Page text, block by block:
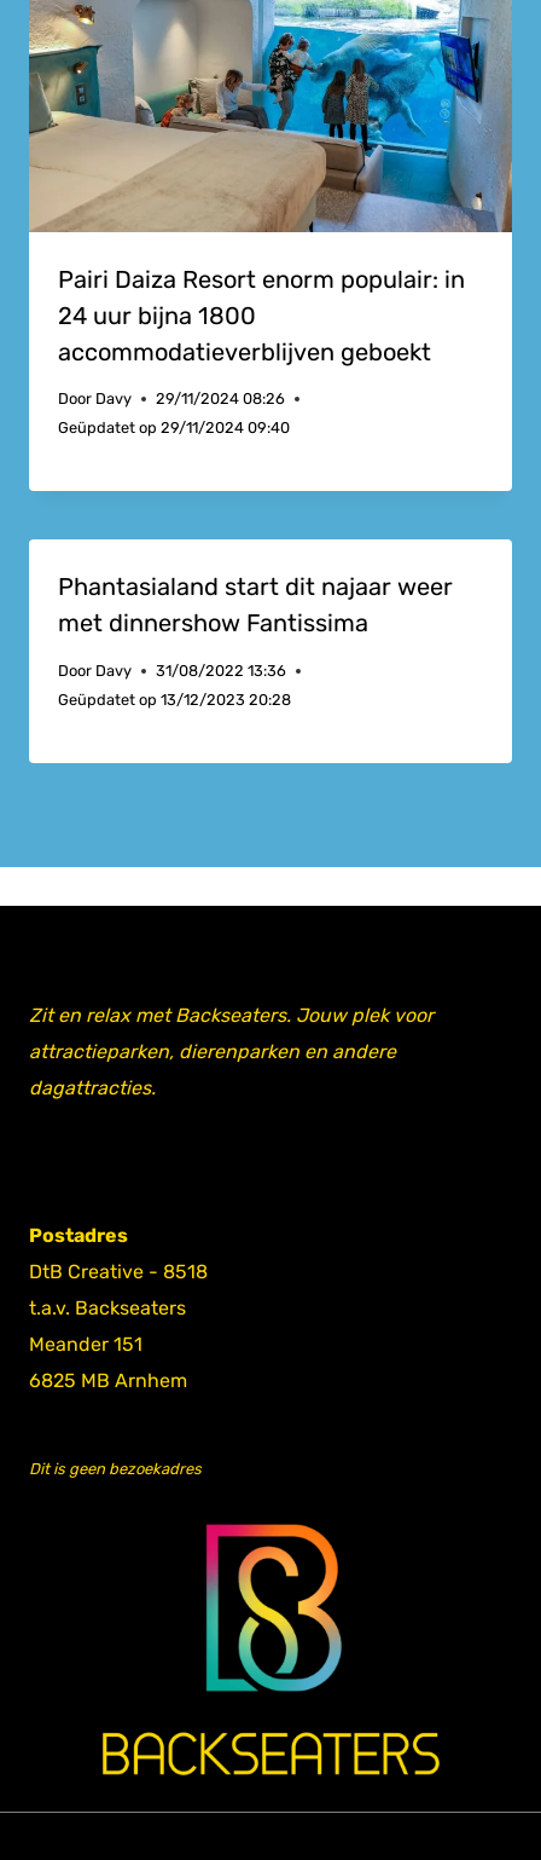
Pairi Daiza Resort enorm populair: in
24 uur bijna 1800
accommodatieverblijven geboekt
Door Davy
29/11/2024 08:26
Geüpdatet op 29/11/2024 09:40
Phantasialand start dit najaar weer
met dinnershow Fantissima
Door Davy
31/08/2022 13:36
Geüpdatet op 13/12/2023 20:28
Zit en relax met Backseaters. Jouw plek voor
attractieparken, dierenparken en andere
dagattracties.
Postadres
DtB Creative - 8518
t.a.v. Backseaters
Meander 151
6825 MB Arnhem
Dit is geen bezoekadres